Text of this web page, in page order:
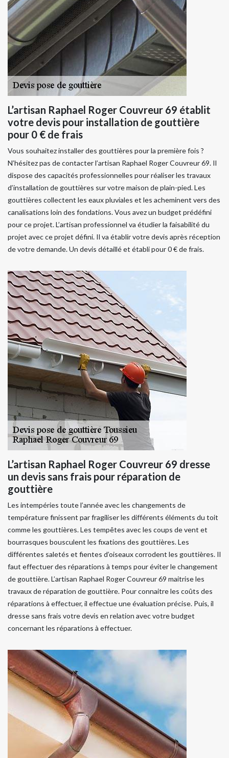
L’artisan Raphael Roger Couvreur 69 établit
votre devis pour installation de gouttière
pour 0 € de frais
Vous souhaitez installer des gouttières pour la première fois ?
N’hésitez pas de contacter l’artisan Raphael Roger Couvreur 69. Il
dispose des capacités professionnelles pour réaliser les travaux
d’installation de gouttières sur votre maison de plain-pied. Les
gouttières collectent les eaux pluviales et les acheminent vers des
canalisations loin des fondations. Vous avez un budget prédéfini
pour ce projet. L’artisan professionnel va étudier la faisabilité du
projet avec ce projet défini. Il va établir votre devis après réception
de votre demande. Un devis détaillé et établi pour 0 € de frais.
L’artisan Raphael Roger Couvreur 69 dresse
un devis sans frais pour réparation de
gouttière
Les intempéries toute l’année avec les changements de
température finissent par fragiliser les différents éléments du toit
comme les gouttières. Les tempêtes avec les coups de vent et
bourrasques bousculent les fixations des gouttières. Les
différentes saletés et fientes d’oiseaux corrodent les gouttières. Il
faut effectuer des réparations à temps pour éviter le changement
de gouttière. L’artisan Raphael Roger Couvreur 69 maitrise les
travaux de réparation de gouttière. Pour connaitre les coûts des
réparations à effectuer, il effectue une évaluation précise. Puis, il
dresse sans frais votre devis en relation avec votre budget
concernant les réparations à effectuer.